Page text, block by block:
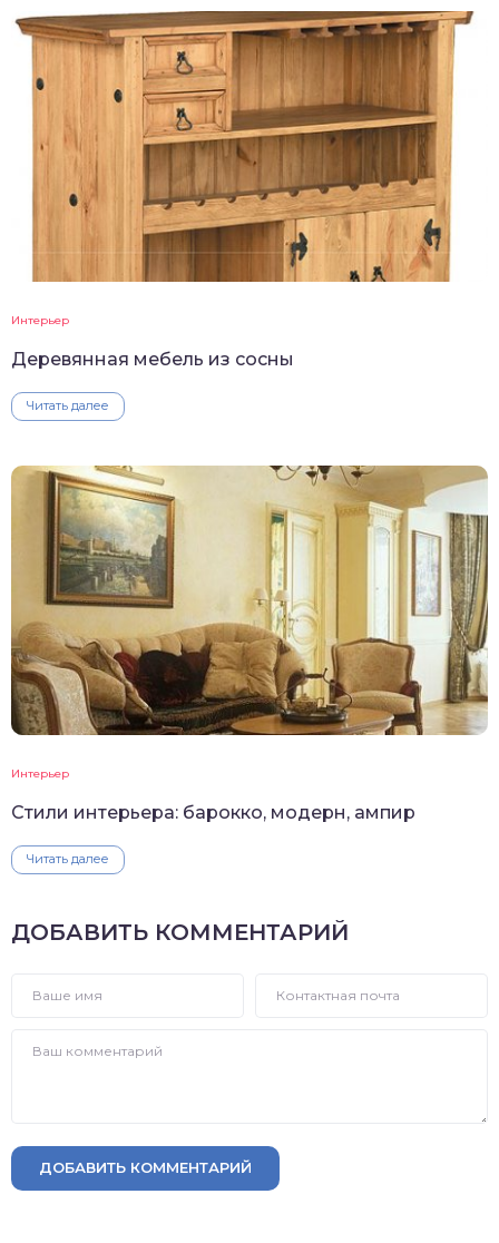
Интерьер
Деревянная мебель из сосны
Читать далее
Интерьер
Стили интерьера: барокко, модерн, ампир
Читать далее
ДОБАВИТЬ КОММЕНТАРИЙ
ДОБАВИТЬ КОММЕНТАРИЙ